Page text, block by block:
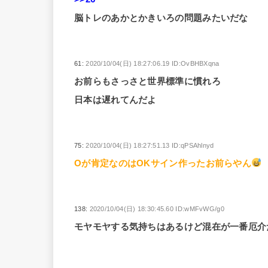
脳トレのあかとかきいろの問題みたいだな
61:2020/10/04(日) 18:27:06.19 ID:OvBHBXqna
お前らもさっさと世界標準に慣れろ
日本は遅れてんだよ
75:2020/10/04(日) 18:27:51.13 ID:qPSAhlnyd
Oが肯定なのはOKサイン作ったお前らやん
138: 2020/10/04(日) 18:30:45.60 ID:wMFvWG/g0
モヤモヤする気持ちはあるけど混在が一番厄